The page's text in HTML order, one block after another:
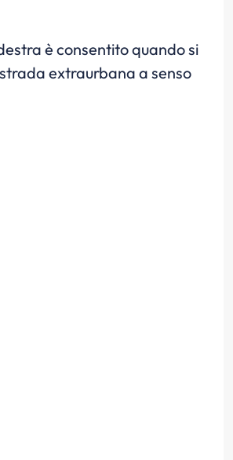
è consentito quando si
extraurbana a senso